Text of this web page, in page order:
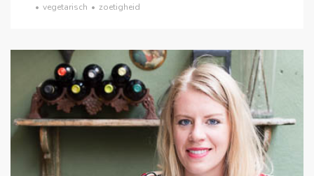
• vegetarisch • zoetigheid